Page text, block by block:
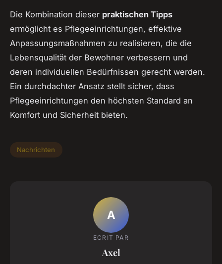
Die Kombination dieser praktischen Tipps
ermöglicht es Pflegeeinrichtungen, effektive
Anpassungsmaßnahmen zu realisieren, die die
Lebensqualität der Bewohner verbessern und
deren individuellen Bedürfnissen gerecht werden.
Ein durchdachter Ansatz stellt sicher, dass
Pflegeeinrichtungen den höchsten Standard an
Komfort und Sicherheit bieten.
Nachrichten
A
ECRIT PAR
Axel